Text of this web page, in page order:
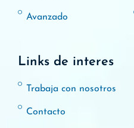
Avanzado
Links de interes
Trabaja con nosotros
Contacto